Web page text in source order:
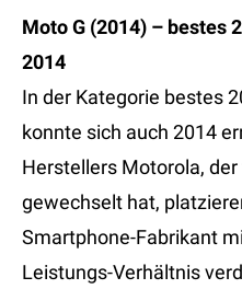
Moto G (2014) – bestes
2014
In der Kategorie bestes
konnte sich auch 2014
Herstellers Motorola,
gewechselt hat,
Smartphone-Fabrikant
Leistungs-Verhältnis